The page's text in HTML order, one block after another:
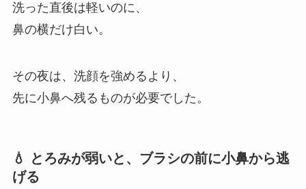
洗った直後は軽いのに、
鼻の横だけ白い。
その夜は、洗顔を強めるより、
先に小鼻へ残るものが必要でした。
💧 とろみが弱いと、ブラシの前に小鼻から逃
げる